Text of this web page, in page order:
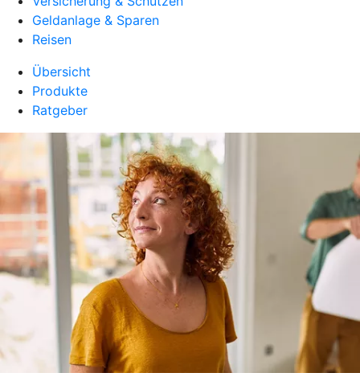
Geldanlage & Sparen
Reisen
Übersicht
Produkte
Ratgeber